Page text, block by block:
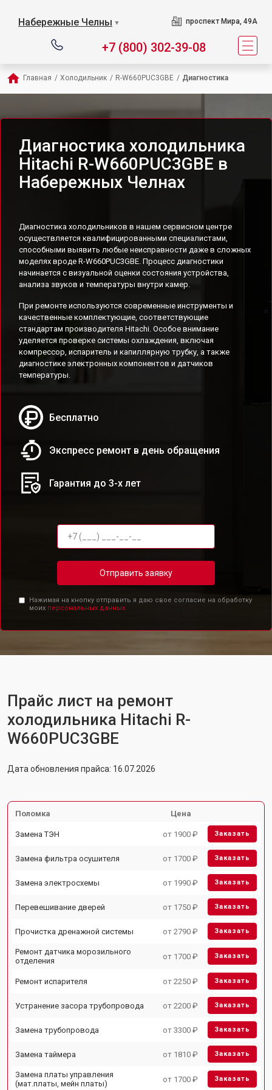
Набережные Челны ▼ проспект Мира, 49А
+7 (800) 302-39-08
Главная / Холодильник / R-W660PUC3GBE / Диагностика
Диагностика холодильника
Hitachi R-W660PUC3GBE в
Набережных Челнах
Диагностика холодильников в нашем сервисном центре
осуществляется квалифицированными специалистами,
способными выявить любые неисправности даже в сложных
моделях вроде R-W660PUC3GBE. Процесс диагностики
начинается с визуальной оценки состояния устройства,
анализа звуков и температуры внутри камер.
При ремонте используются современные инструменты и
качественные комплектующие, соответствующие
стандартам производителя Hitachi. Особое внимание
уделяется проверке системы охлаждения, включая
компрессор, испаритель и капиллярную трубку, а также
диагностике электронных компонентов и датчиков
температуры.
Бесплатно
Экспресс ремонт в день обращения
Гарантия до 3-х лет
Отправить заявку
Нажимая на кнопку отправить я даю свое согласие на обработку
моих персональных данных.
Прайс лист на ремонт
холодильника Hitachi R-
W660PUC3GBE
Дата обновления прайса: 16.07.2026
Поломка Цена
Замена ТЭН от 1900 ₽ Заказать
Замена фильтра осушителя от 1700 ₽ Заказать
Замена электросхемы от 1990 ₽ Заказать
Перевешивание дверей от 1750 ₽ Заказать
Прочистка дренажной системы от 2790 ₽ Заказать
Ремонт датчика морозильного
отделения
от 1700 ₽ Заказать
Ремонт испарителя от 2250 ₽ Заказать
Устранение засора трубопровода от 2200 ₽ Заказать
Замена трубопровода от 3300 ₽ Заказать
Замена таймера от 1810 ₽ Заказать
Замена платы управления
(мат.платы, мейн платы)
от 1700 ₽ Заказать